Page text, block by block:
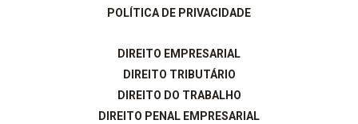
POLÍTICA DE PRIVACIDADE
DIREITO EMPRESARIAL
DIREITO TRIBUTÁRIO
DIREITO DO TRABALHO
DIREITO PENAL EMPRESARIAL